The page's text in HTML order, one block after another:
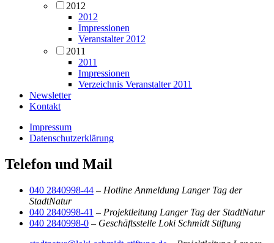
2012
2012
Impressionen
Veranstalter 2012
2011
2011
Impressionen
Verzeichnis Veranstalter 2011
Newsletter
Kontakt
Impressum
Datenschutzerklärung
Telefon und Mail
040 2840998-44 – Hotline Anmeldung Langer Tag der
StadtNatur
040 2840998-41 – Projektleitung Langer Tag der StadtNatur
040 2840998-0 – Geschäftsstelle Loki Schmidt Stiftung